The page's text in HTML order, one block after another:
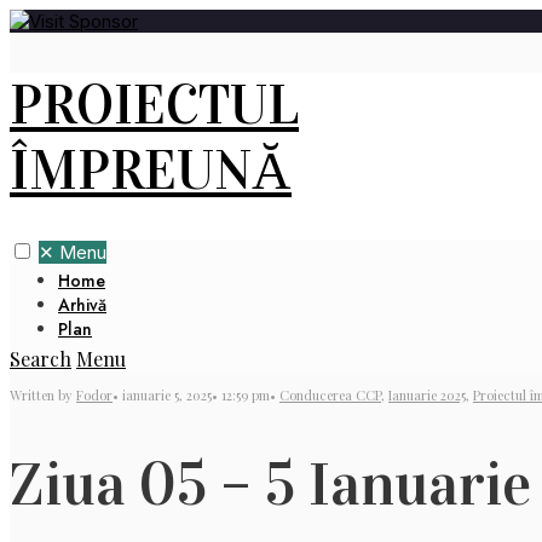
PROIECTUL
ÎMPREUNĂ
✕ Menu
Home
Arhivă
Plan
Search Menu
Written by Fodor• ianuarie 5, 2025• 12:59 pm• Conducerea CCP, Ianuarie 2025, Proiectul
Ziua 05 – 5